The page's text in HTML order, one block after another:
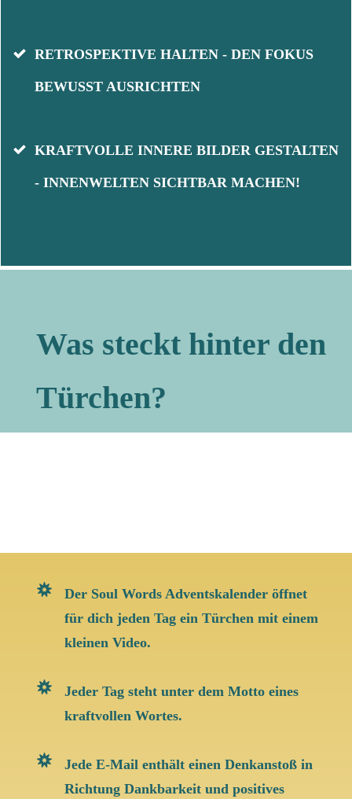
RETROSPEKTIVE HALTEN - DEN FOKUS
BEWUSST AUSRICHTEN
KRAFTVOLLE INNERE BILDER GESTALTEN
- INNENWELTEN SICHTBAR MACHEN!
Was steckt hinter den
Türchen?
Der Soul Words Adventskalender öffnet
für dich jeden Tag ein Türchen mit einem
kleinen Video.
Jeder Tag steht unter dem Motto eines
kraftvollen Wortes.
Jede E-Mail enthält einen Denkanstoß in
Richtung Dankbarkeit und positives